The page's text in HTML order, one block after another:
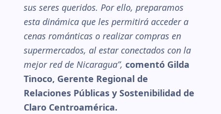
sus seres queridos. Por ello, preparamos
esta dinámica que les permitirá acceder a
cenas románticas o realizar compras en
supermercados, al estar conectados con la
mejor red de Nicaragua”, comentó Gilda
Tinoco, Gerente Regional de
Relaciones Públicas y Sostenibilidad de
Claro Centroamérica.